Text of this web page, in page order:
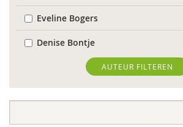
Eveline Bogers
Denise Bontje
Caroline Boudry
Iris Brandsteder
AUTEUR FILTEREN